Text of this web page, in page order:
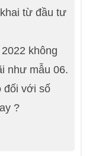
từ đầu tư
không
như mẫu 06.
đối với số
?